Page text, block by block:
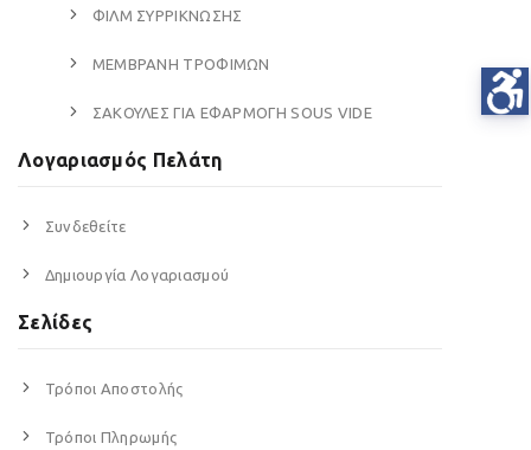
ΦΙΛΜ ΣΥΡΡΙΚΝΩΣΗΣ
ΜΕΜΒΡΑΝΗ ΤΡΟΦΙΜΩΝ
ΣΑΚΟΥΛΕΣ ΓΙΑ ΕΦΑΡΜΟΓΗ SOUS VIDE
Λογαριασμός Πελάτη
Συνδεθείτε
Δημιουργία Λογαριασμού
Σελίδες
Τρόποι Αποστολής
Τρόποι Πληρωμής